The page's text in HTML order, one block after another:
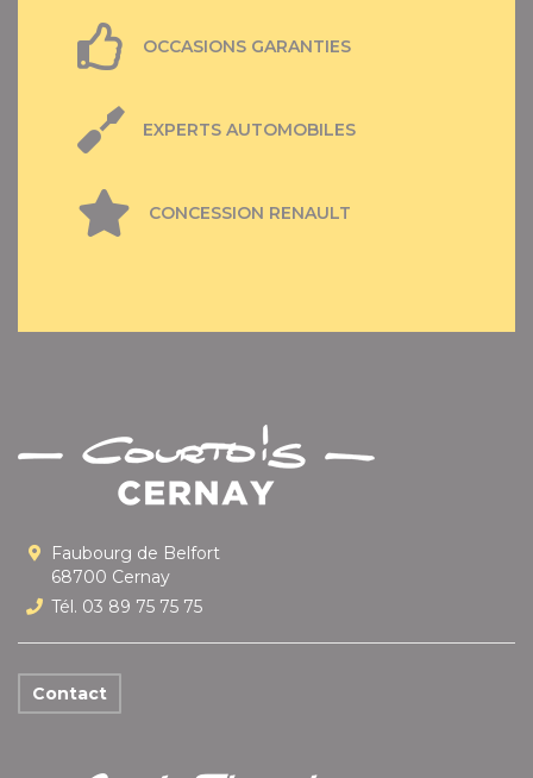
OCCASIONS GARANTIES
EXPERTS AUTOMOBILES
CONCESSION RENAULT
Faubourg de Belfort
68700 Cernay
Tél. 03 89 75 75 75
Contact